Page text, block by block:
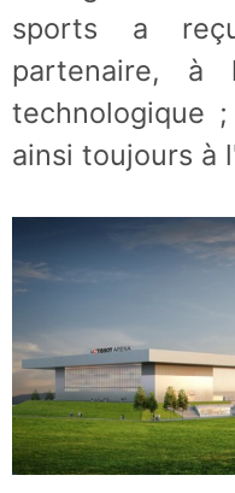
sports a
partenaire,
technologique
ainsi toujours à